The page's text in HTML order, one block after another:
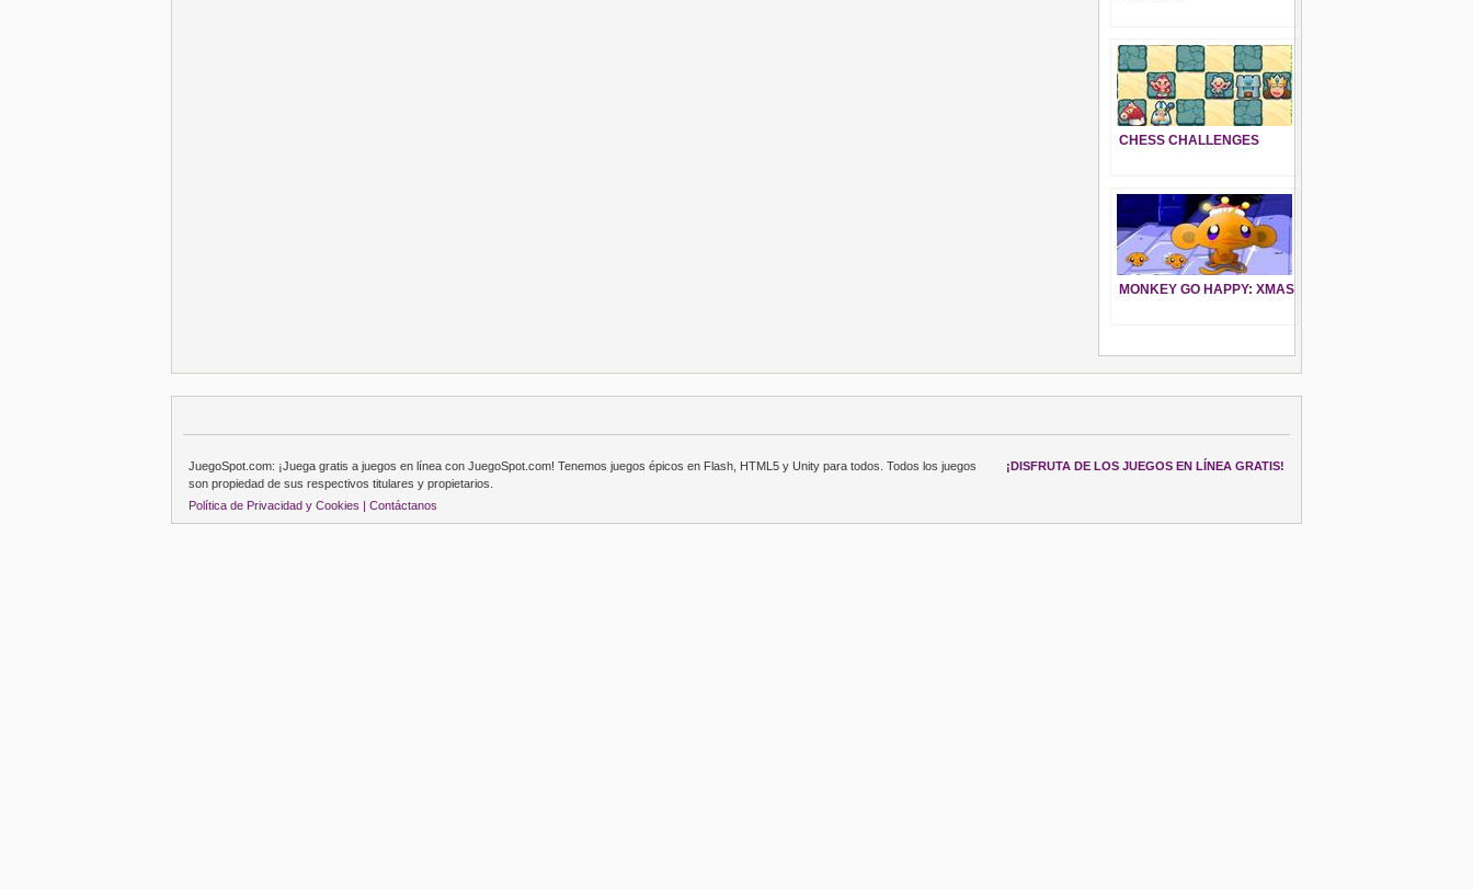
CHESS CHALLENGES
MONKEY GO HAPPY: XMAS
¡DISFRUTA DE LOS JUEGOS EN LÍNEA GRATIS!
JuegoSpot.com: ¡Juega gratis a juegos en línea con JuegoSpot.com! Tenemos juegos épicos en Flash, HTML5 y Unity para todos. Todos los juegos
son propiedad de sus respectivos titulares y propietarios.
Política de Privacidad y Cookies | Contáctanos